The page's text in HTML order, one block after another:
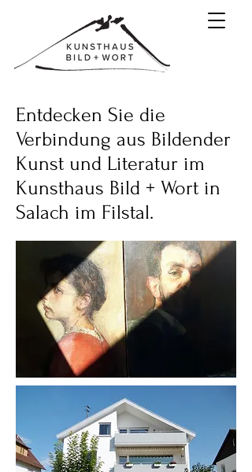
Entdecken Sie die
Verbindung aus Bildender
Kunst und Literatur im
Kunsthaus Bild + Wort in
Salach im Filstal.